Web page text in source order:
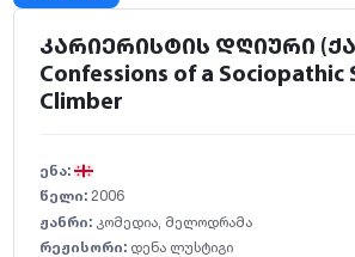
კარიერისტის დღიური
Confessions of a Sociopathic
Climber
ენა:
წელი: 2006
ჟანრი: კომედია, მელოდრამა
რეჟისორი: დენა ლუსტიგი